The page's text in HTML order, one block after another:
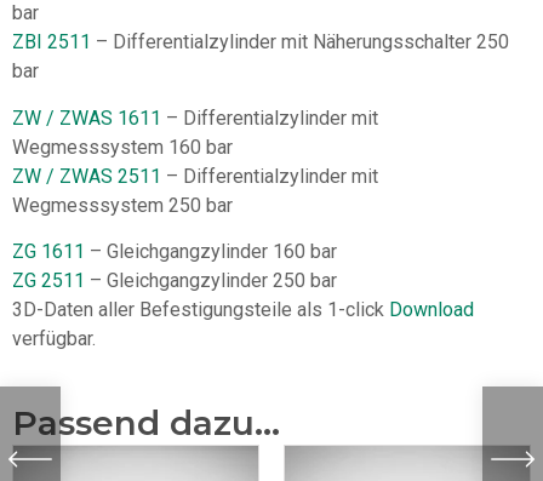
bar
ZBI 2511 – Differentialzylinder mit Näherungsschalter 250
bar
ZW / ZWAS 1611 – Differentialzylinder mit
Wegmesssystem 160 bar
ZW / ZWAS 2511 – Differentialzylinder mit
Wegmesssystem 250 bar
ZG 1611 – Gleichgangzylinder 160 bar
ZG 2511 – Gleichgangzylinder 250 bar
3D-Daten aller Befestigungsteile als 1-click Download
verfügbar.
Passend dazu...